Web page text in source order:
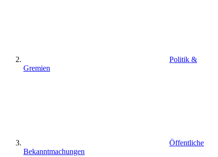
Politik &
Gremien
Öffentliche
Bekanntmachungen